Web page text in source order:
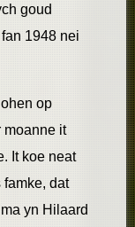
goud
1948 nei
op
moanne it
It koe neat
famke, dat
yn Hilaard